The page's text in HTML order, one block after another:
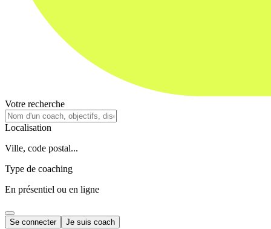
Votre recherche
Localisation
Ville, code postal...
Type de coaching
En présentiel ou en ligne
Se connecter Je suis coach